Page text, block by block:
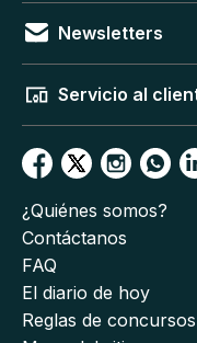
Newsletters
Servicio al
¿Quiénes somos?
Contáctanos
FAQ
El diario de hoy
Reglas de concursos